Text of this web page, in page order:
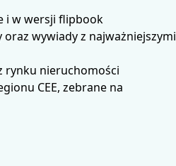
i w wersji flipbook
wywiady z najważniejszymi
rynku nieruchomości
CEE, zebrane na